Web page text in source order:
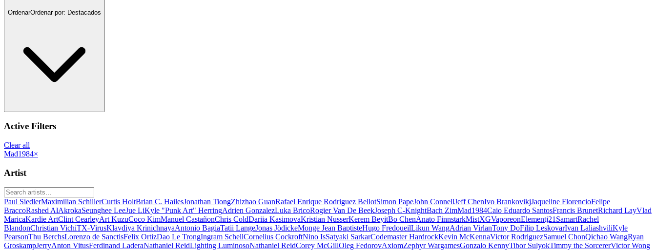
OrdenarOrdenar por: Destacados
Active Filters
Clear all
Mad1984×
Artist
Paul SiedlerMaximilian SchillerCurtis HoltBrian C. HailesJonathan TiongZhizhao GuanRafael Enrique Rodriguez BellotSimon PapeJohn ConnellJeff ChenIvo BrankovikjJaqueline FlorencioFelipe
BraccoRashed AlAkrokaSeunghee LeeJue LiKyle "Punk Art" HerringAdrien GonzalezLuka BricoRogier Van De BeekJoseph C-KnightBach ZimMad1984Caio Eduardo SantosFrancis BrunetRichard LayVlad
MaricaKardie ArtClint CearleyArt KuzuCoco KimManuel CastañonChris ColdDariia KasimovaKristian NusserKerem BeyitBo ChenAnato FinnstarkMistXGVaporeonElementj21 SamartRachel
BlandonChristian VichiTX-VirusKlavdiya KrinichnayaAntonio BagiaTatii LangeJonas JödickeMonge Jean BaptisteHugo FredoueilLikun WangAdrian VirlanTony DoFilip LeskovarIvan LaliashviliKyle
PearsonThu BerchsLorenzo de SanctisFelix OrtizDao Le TrongIngram SchellCornelius CockroftNino IsSatyaki SarkarCodemaster HardrockKevin McKennaVictor RodriguezSamuel ChonQichao WangRyan
GroskampJerryAnton VitusFerdinand LaderaNathaniel ReidLighting LuminosoNathaniel ReidCorey McGillOleg FedorovAxiomZephyr WargamesGonzalo KennyTibor SulyokTimmy the SorcererVictor Wong